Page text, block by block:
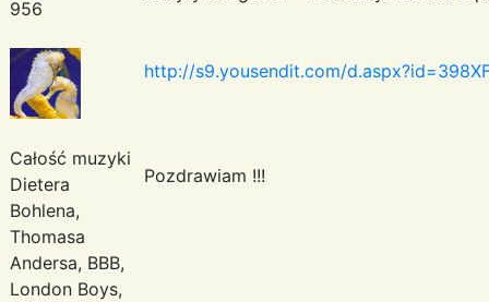
956
Całość muzyki
Dietera
Bohlena,
Thomasa
Andersa, BBB,
London Boys,
http://s9.yousendit.com/
Pozdrawiam !!!